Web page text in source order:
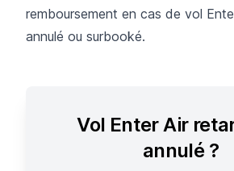
remboursement en cas de vol
annulé ou surbooké.
Vol Enter Air
annulé ?